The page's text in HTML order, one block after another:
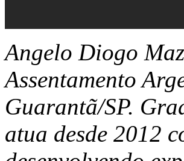
Angelo Diogo
Assentamento
Guarantã/SP.
atua desde 2012